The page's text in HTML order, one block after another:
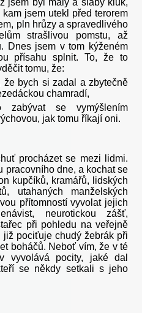
jsem utekl před terorem
pln hrůzy a spravedlivého
strašlivou pomstu, až
Dnes jsem v tom kýženém
přísahu splnit. To, že to
tomu, že:
že bych si zadal a zbytečně
chamradí,
se vymýšlením
jak tomu říkají oni.
procházet se mezi lidmi.
pracovního dne, a kochat se
kupčíků, kramářů, lidských
utahaných manželských
přítomností vyvolat jejich
neurotickou zášť,
při pohledu na veřejně
pociťuje chudý žebrák při
boháčů. Neboť vím, že v té
vyvolává pocity, jaké dal
se někdy setkali s jeho